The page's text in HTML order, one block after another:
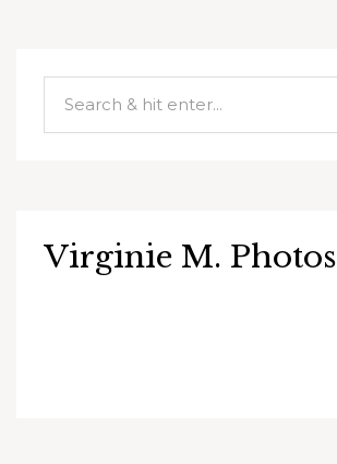
Virginie M. Photos